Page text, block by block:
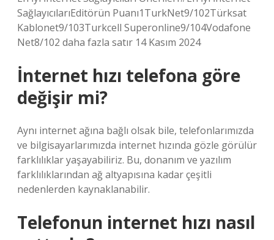
SağlayıcılarıEditörün Puanı1TurkNet9/102Türksat
Kablonet9/103Turkcell Superonline9/104Vodafone
Net8/102 daha fazla satır 14 Kasım 2024
İnternet hızı telefona göre
değişir mi?
Aynı internet ağına bağlı olsak bile, telefonlarımızda
ve bilgisayarlarımızda internet hızında gözle görülür
farklılıklar yaşayabiliriz. Bu, donanım ve yazılım
farklılıklarından ağ altyapısına kadar çeşitli
nedenlerden kaynaklanabilir.
Telefonun internet hızı nasıl